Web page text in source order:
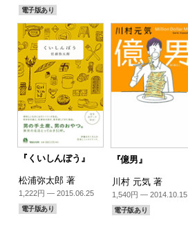
電子版あり
『くいしんぼう』
松浦弥太郎 著
1,222円 — 2015.06.25
電子版あり
『億男』
川村 元気 著
1,540円 — 2014.10.15
電子版あり